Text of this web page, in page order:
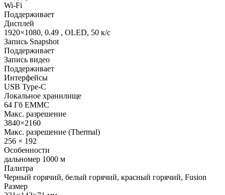
Wi-Fi
Поддерживает
Дисплей
1920×1080, 0.49 , OLED, 50 к/с
Запись Snapshot
Поддерживает
Запись видео
Поддерживает
Интерфейсы
USB Type-C
Локальное хранилище
64 Гб EMMC
Макс. разрешение
3840×2160
Макс. разрешение (Thermal)
256 × 192
Особенности
дальномер 1000 м
Палитра
Черный горячий, белый горячий, красный горячий, Fusion
Размер